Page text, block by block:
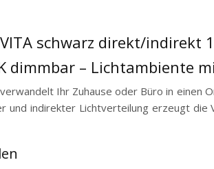
schwarz direkt/indirekt
dimmbar – Lichtambiente
verwandelt Ihr Zuhause oder Büro in einen
und indirekter Lichtverteilung erzeugt die